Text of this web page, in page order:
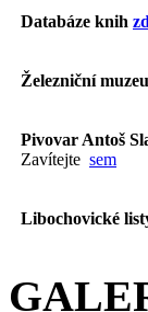
Databáze knih
Železniční
Pivovar Antoš
Zavítejte sem
Libochovické